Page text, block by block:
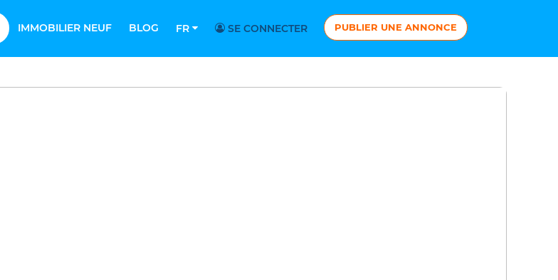
IMMOBILIER NEUF BLOG FR SE CONNECTER PUBLIER UNE ANNONCE